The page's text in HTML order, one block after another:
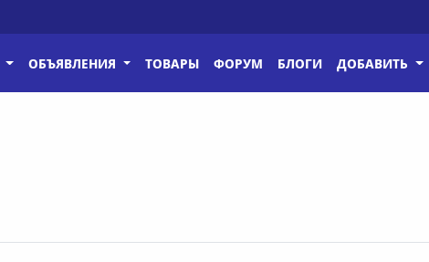
ОБЪЯВЛЕНИЯ ТОВАРЫ ФОРУМ БЛОГИ ДОБАВИТЬ